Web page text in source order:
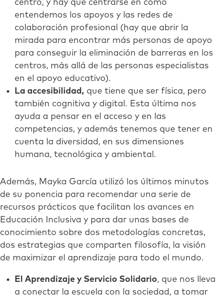
centro, y hay que centrarse en cómo
entendemos los apoyos y las redes de
colaboración profesional (hay que abrir la
mirada para encontrar más personas de apoyo
para conseguir la eliminación de barreras en los
centros, más allá de las personas especialistas
en el apoyo educativo).
La accesibilidad, que tiene que ser física, pero
también cognitiva y digital. Esta última nos
ayuda a pensar en el acceso y en las
competencias, y además tenemos que tener en
cuenta la diversidad, en sus dimensiones
humana, tecnológica y ambiental.
Además, Mayka García utilizó los últimos minutos
de su ponencia para recomendar una serie de
recursos prácticos que facilitan los avances en
Educación Inclusiva y para dar unas bases de
conocimiento sobre dos metodologías concretas,
dos estrategias que comparten filosofía, la visión
de maximizar el aprendizaje para todo el mundo.
El Aprendizaje y Servicio Solidario, que nos lleva
a conectar la escuela con la sociedad, a tomar